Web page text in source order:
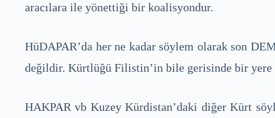
aracılara ile yönettiği bir koalisyondur.
HüDAPAR’da her ne kadar söylem olarak son
değildir. Kürtlüğü Filistin’in bile gerisinde bir
HAKPAR vb Kuzey Kürdistan’daki diğer Kürt